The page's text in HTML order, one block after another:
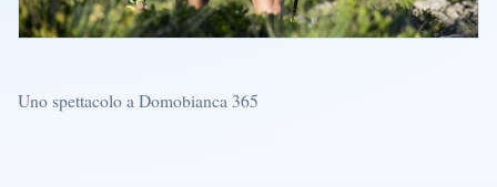
Uno spettacolo a Domobianca 365